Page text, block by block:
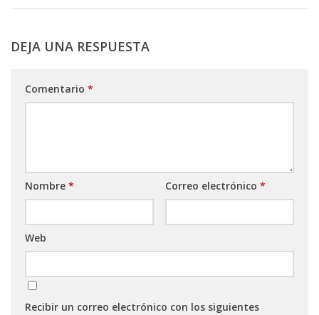
DEJA UNA RESPUESTA
Comentario *
Nombre * Correo electrónico *
Web
Recibir un correo electrónico con los siguientes